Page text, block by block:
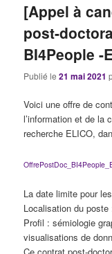
[Appel à
post-
BI4People -
Publié le21 mai 2021
Voici une offre de
l’information et de la
recherche ELICO,
La date limite pour
Localisation du
Profil : sémiologie
visualisations de